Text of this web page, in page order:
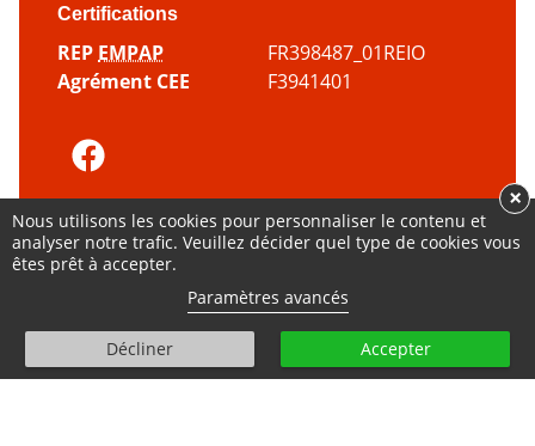
Certifications
REP EMPAP
FR398487_01REIO
Agrément CEE
F3941401
© Tous droits réservés - 2000 - 2026
Plan du
site
Mentions
légales
Politique
Gestion des
Fait avec amour
parÉlise Poncetet l’agencehounddd.fr
Nous utilisons les cookies pour personnaliser le contenu et
analyser notre trafic. Veuillez décider quel type de cookies vous
êtes prêt à accepter.
Paramètres avancés
Décliner Accepter
×